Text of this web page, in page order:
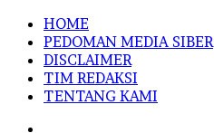
HOME
PEDOMAN MEDIA SIBER
DISCLAIMER
TIM REDAKSI
TENTANG KAMI